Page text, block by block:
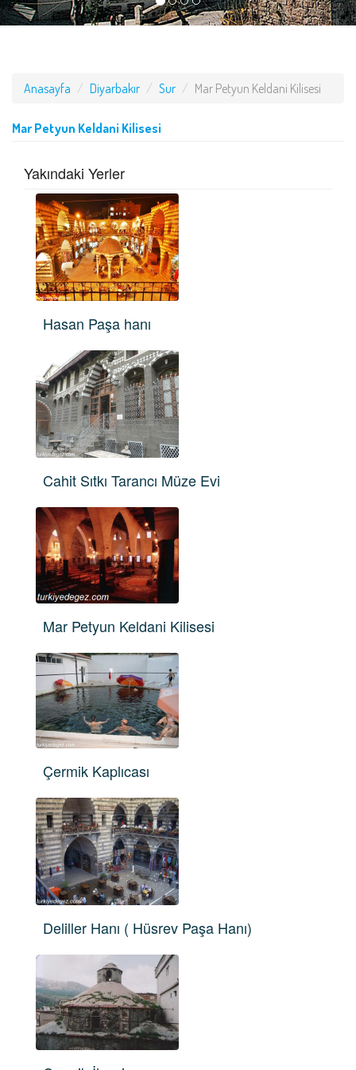
Anasayfa Diyarbakır Sur Mar Petyun Keldani Kilisesi
Mar Petyun Keldani Kilisesi
Yakındaki Yerler
Hasan Paşa hanı
Cahit Sıtkı Tarancı Müze Evi
Mar Petyun Keldani Kilisesi
Çermik Kaplıcası
Deliller Hanı ( Hüsrev Paşa Hanı)